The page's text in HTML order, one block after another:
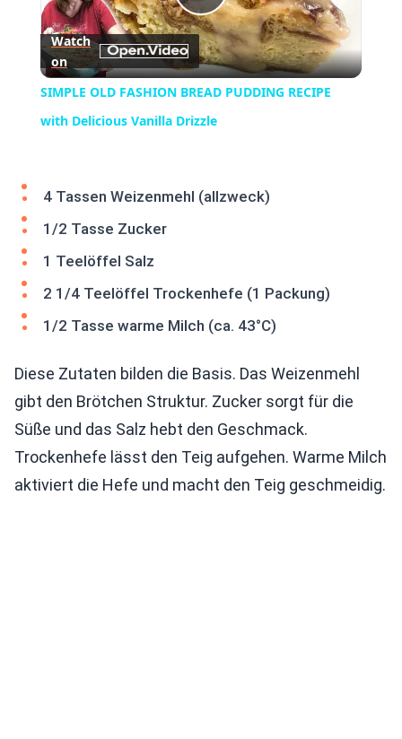
Play
Video
Watch
on
SIMPLE OLD FASHION BREAD PUDDING RECIPE
with Delicious Vanilla Drizzle
4 Tassen Weizenmehl (allzweck)
1/2 Tasse Zucker
1 Teelöffel Salz
2 1/4 Teelöffel Trockenhefe (1 Packung)
1/2 Tasse warme Milch (ca. 43°C)
Diese Zutaten bilden die Basis. Das Weizenmehl
gibt den Brötchen Struktur. Zucker sorgt für die
Süße und das Salz hebt den Geschmack.
Trockenhefe lässt den Teig aufgehen. Warme Milch
aktiviert die Hefe und macht den Teig geschmeidig.